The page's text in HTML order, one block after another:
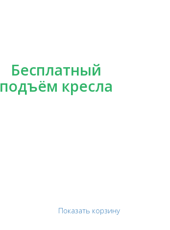
Бесплатный
подъём кресла
Показать корзину